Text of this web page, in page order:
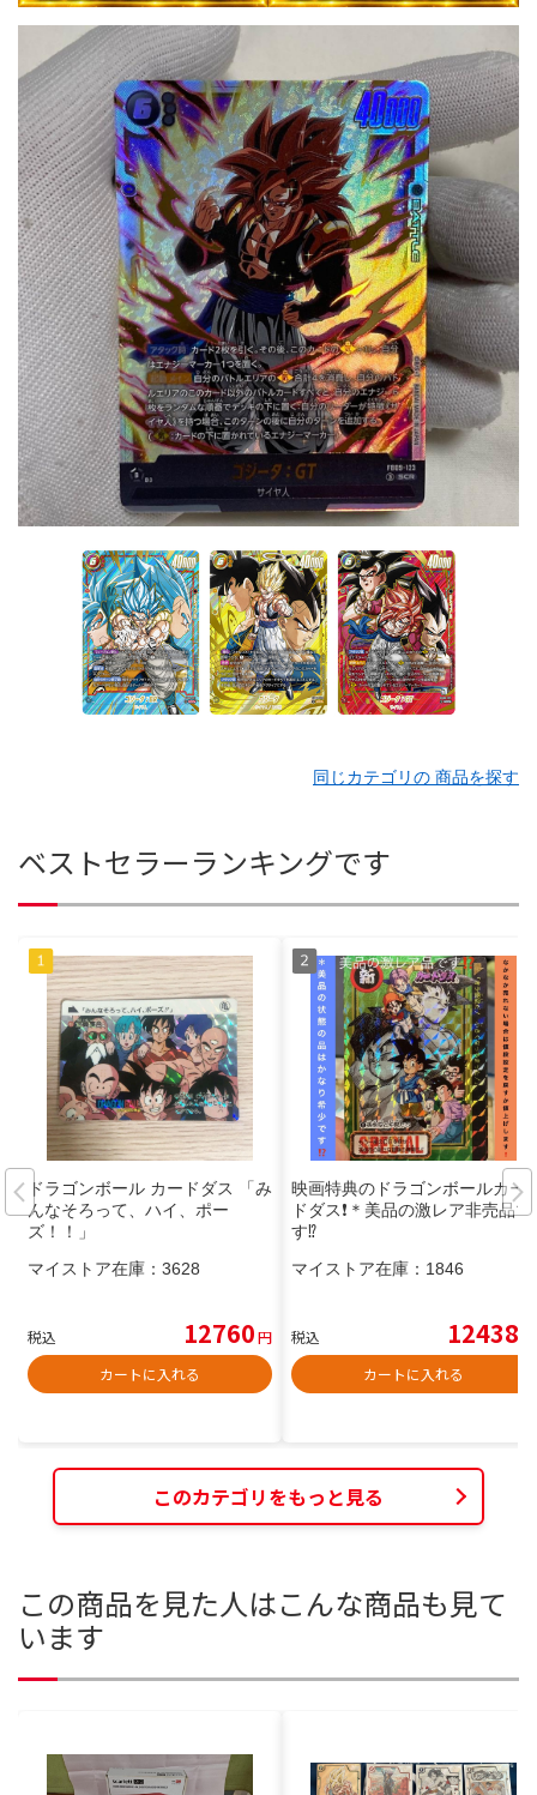
同じカテゴリの 商品を探す
ベストセラーランキングです
ドラゴンボール カードダス 「み
んなそろって、ハイ、ポー
ズ！！」
マイストア在庫： 3628
税込 12760円
カートに入れる
映画特典のドラゴンボールカー
ドダス❗️＊美品の激レア非売品で
す⁉️
マイストア在庫： 1846
税込 12438
カートに入れる
このカテゴリをもっと見る
この商品を見た人はこんな商品も見て
います